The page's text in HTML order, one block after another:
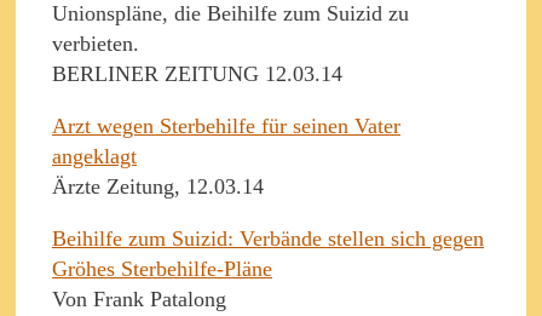
Unionspläne, die Beihilfe zum Suizid zu
verbieten.
BERLINER ZEITUNG 12.03.14
Arzt wegen Sterbehilfe für seinen Vater
angeklagt
Ärzte Zeitung, 12.03.14
Beihilfe zum Suizid: Verbände stellen sich gegen
Gröhes Sterbehilfe-Pläne
Von Frank Patalong